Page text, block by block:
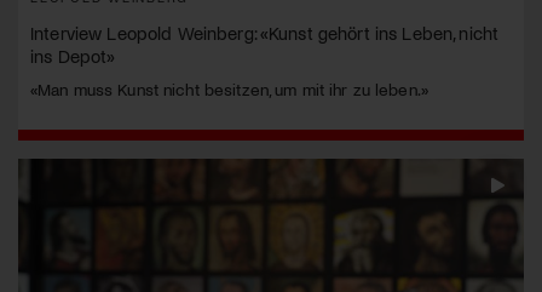
Interview Leopold Weinberg: «Kunst gehört ins Leben, nicht
ins Depot»
«Man muss Kunst nicht besitzen, um mit ihr zu leben.»